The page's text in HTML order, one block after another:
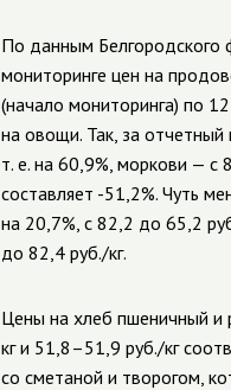
По данным Белгородского
мониторинге цен на
(начало мониторинга) по
на овощи. Так, за
т. е. на 60,9%, моркови — с
составляет -51,2%. Чуть
на 20,7%, с 82,2 до 65,2
до 82,4 руб./кг.
Цены на хлеб пшеничный
кг и 51,8–51,9 руб./кг
со сметаной и творогом,